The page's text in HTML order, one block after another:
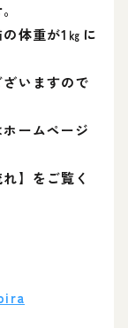
体重が1㎏に
いますので
ームページ
】をご覧く